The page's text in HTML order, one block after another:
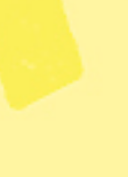
uppåt 300 år
– Jag tycker
för
en mer hållbar